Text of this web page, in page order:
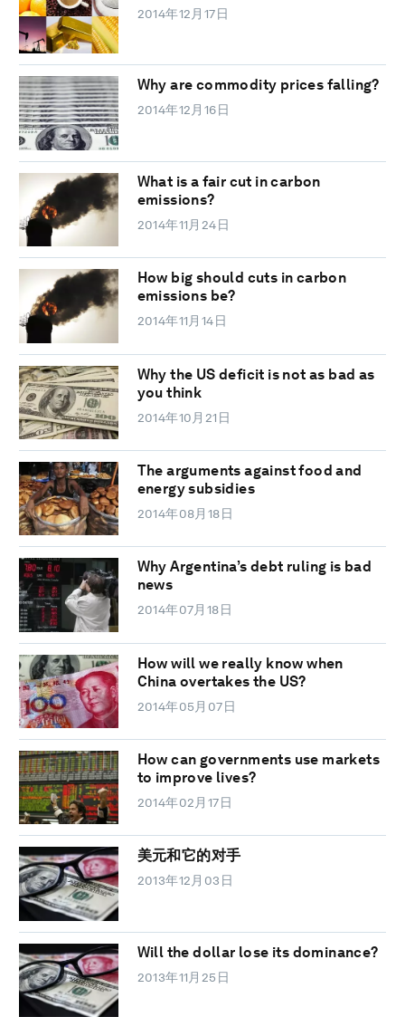
2014年12月17日
Why are commodity prices falling?
2014年12月16日
What is a fair cut in carbon
emissions?
2014年11月24日
How big should cuts in carbon
emissions be?
2014年11月14日
Why the US deficit is not as bad as
you think
2014年10月21日
The arguments against food and
energy subsidies
2014年08月18日
Why Argentina’s debt ruling is bad
news
2014年07月18日
How will we really know when
China overtakes the US?
2014年05月07日
How can governments use markets
to improve lives?
2014年02月17日
美元和它的对手
2013年12月03日
Will the dollar lose its dominance?
2013年11月25日